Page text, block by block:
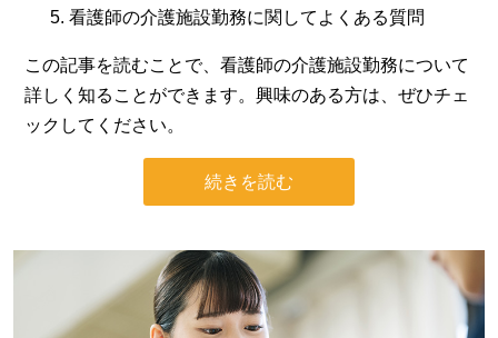
看護師の介護施設勤務に関してよくある質問
この記事を読むことで、看護師の介護施設勤務について
詳しく知ることができます。興味のある方は、ぜひチェ
ックしてください。
続きを読む